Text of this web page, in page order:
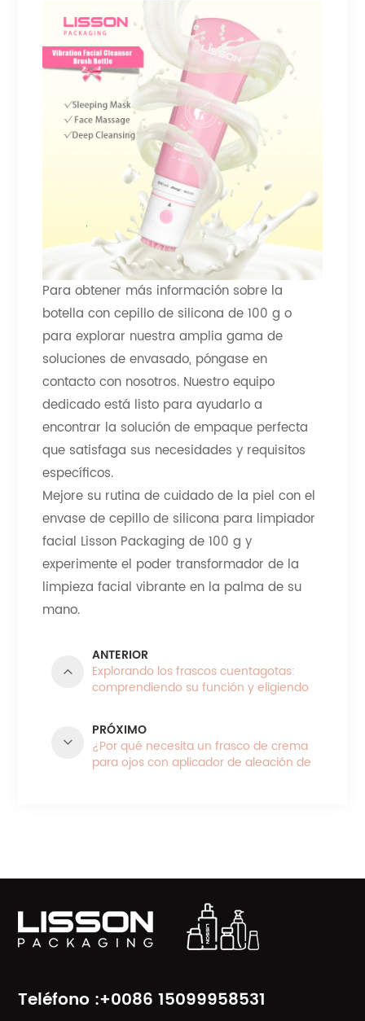
Para obtener más información sobre la
botella con cepillo de silicona de 100 g o
para explorar nuestra amplia gama de
soluciones de envasado, póngase en
contacto con nosotros. Nuestro equipo
dedicado está listo para ayudarlo a
encontrar la solución de empaque perfecta
que satisfaga sus necesidades y requisitos
específicos.
Mejore su rutina de cuidado de la piel con el
envase de cepillo de silicona para limpiador
facial Lisson Packaging de 100 g y
experimente el poder transformador de la
limpieza facial vibrante en la palma de su
mano.
ANTERIOR
Explorando los frascos cuentagotas:
comprendiendo su función y eligiendo
PRÓXIMO
¿Por qué necesita un frasco de crema
para ojos con aplicador de aleación de
Teléfono :+0086 15099958531